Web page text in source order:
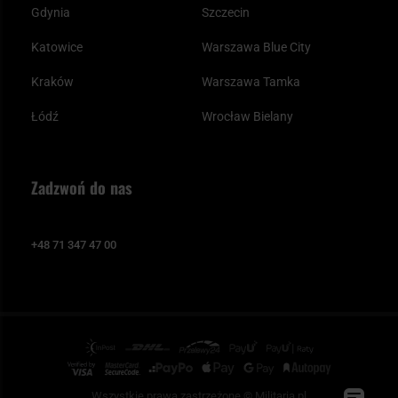
Gdynia
Katowice
Kraków
Łódź
Szczecin
Warszawa Blue City
Warszawa Tamka
Wrocław Bielany
Zadzwoń do nas
+48 71 347 47 00